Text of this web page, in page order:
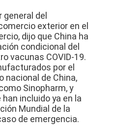
general del
exterior en el
dijo que China ha
condicional del
vacunas COVID-19.
por el
nacional de China,
Sinopharm, y
incluido ya en la
Mundial de la
de emergencia.